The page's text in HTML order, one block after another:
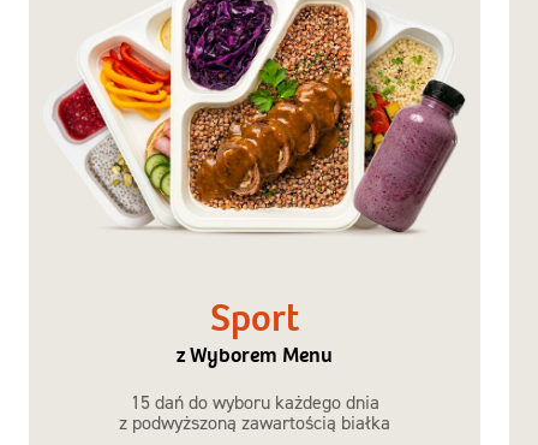
Sport
z Wyborem Menu
15 dań do wyboru każdego dnia
z podwyższoną zawartością białka